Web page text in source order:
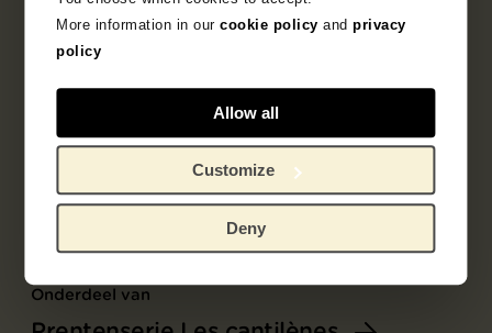
More information in ourcookie policy andprivacy
policy
Allow all
Customize
Deny
Onderdeel van